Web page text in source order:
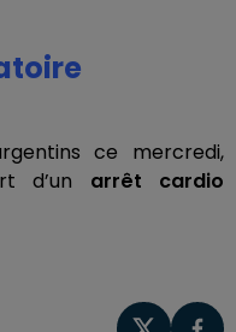
ce mercredi,
d’un arrêt cardio